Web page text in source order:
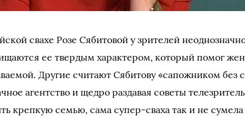
свахе Розе Сябитовой у зрителей
ее твердым характером, который помог
Другие считают Сябитову «сапожником без
агентство и щедро раздавая советы
крепкую семью, сама супер-сваха так и не